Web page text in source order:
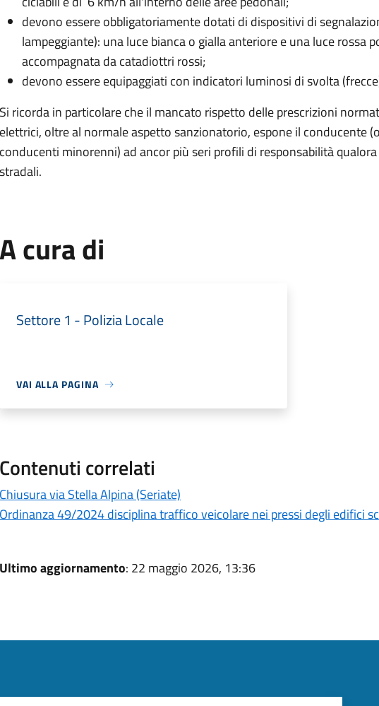
devono essere obbligatoriamente dotati di dispositivi di
lampeggiante): una luce bianca o gialla anteriore e una luce rossa
accompagnata da catadiottri rossi;
devono essere equipaggiati con indicatori luminosi di svolta
Si ricorda in particolare che il mancato rispetto delle prescrizioni
elettrici, oltre al normale aspetto sanzionatorio, espone il conducente
conducenti minorenni) ad ancor più seri profili di responsabilità
stradali.
A cura di
Settore 1 - Polizia Locale
VAI ALLA PAGINA
Contenuti correlati
Chiusura via Stella Alpina (Seriate)
Ordinanza 49/2024 disciplina traffico veicolare nei pressi degli edifici
Ultimo aggiornamento: 22 maggio 2026, 13:36